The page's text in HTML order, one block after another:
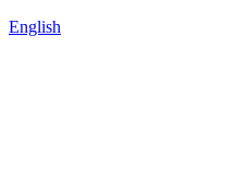
English